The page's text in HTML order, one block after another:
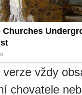
verze vždy
chovatele